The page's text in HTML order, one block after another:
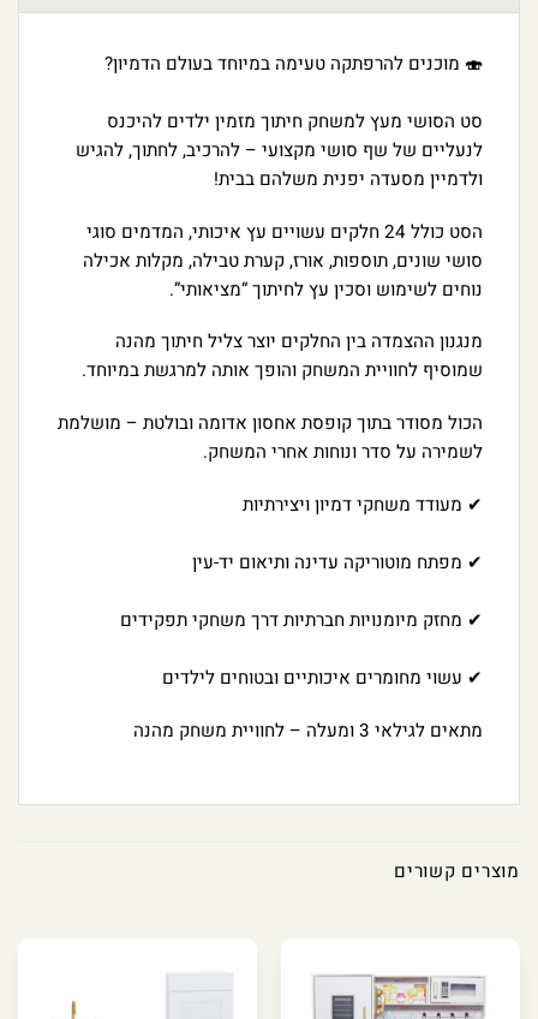
🍣 מוכנים להרפתקה טעימה במיוחד בעולם הדמיון?
סט הסושי מעץ למשחק חיתוך מזמין ילדים להיכנס
לנעליים של שף סושי מקצועי – להרכיב, לחתוך, להגיש
ולדמיין מסעדה יפנית משלהם בבית!
הסט כולל 24 חלקים עשויים עץ איכותי, המדמים סוגי
סושי שונים, תוספות, אורז, קערת טבילה, מקלות אכילה
נוחים לשימוש וסכין עץ לחיתוך “מציאותי”.
מנגנון ההצמדה בין החלקים יוצר צליל חיתוך מהנה
שמוסיף לחוויית המשחק והופך אותה למרגשת במיוחד.
הכול מסודר בתוך קופסת אחסון אדומה ובולטת – מושלמת
לשמירה על סדר ונוחות אחרי המשחק.
✔ מעודד משחקי דמיון ויצירתיות
✔ מפתח מוטוריקה עדינה ותיאום יד-עין
✔ מחזק מיומנויות חברתיות דרך משחקי תפקידים
✔ עשוי מחומרים איכותיים ובטוחים לילדים
מתאים לגילאי 3 ומעלה – לחוויית משחק מהנה
מוצרים קשורים